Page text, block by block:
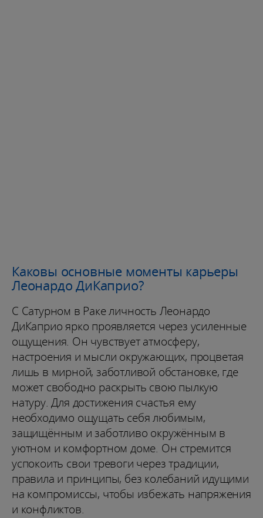
Каковы основные моменты карьеры
Леонардо ДиКаприо?
С Сатурном в Раке личность Леонардо
ДиКаприо ярко проявляется через усиленные
ощущения. Он чувствует атмосферу,
настроения и мысли окружающих, процветая
лишь в мирной, заботливой обстановке, где
может свободно раскрыть свою пылкую
натуру. Для достижения счастья ему
необходимо ощущать себя любимым,
защищённым и заботливо окружённым в
уютном и комфортном доме. Он стремится
успокоить свои тревоги через традиции,
правила и принципы, без колебаний идущими
на компромиссы, чтобы избежать напряжения
и конфликтов.